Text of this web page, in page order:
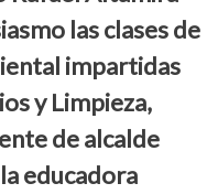
las clases de
impartidas
y Limpieza,
de alcalde
educadora